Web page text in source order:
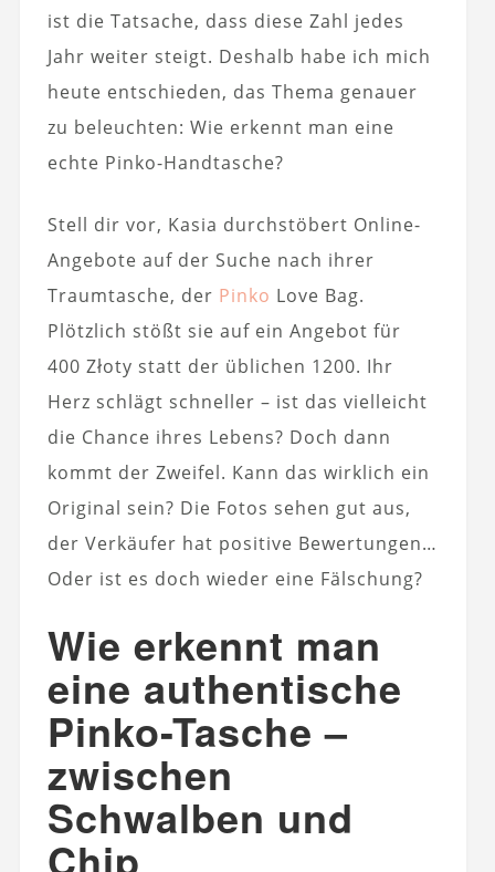
ist die Tatsache, dass diese Zahl jedes
Jahr weiter steigt. Deshalb habe ich mich
heute entschieden, das Thema genauer
zu beleuchten: Wie erkennt man eine
echte Pinko-Handtasche?
Stell dir vor, Kasia durchstöbert Online-
Angebote auf der Suche nach ihrer
Traumtasche, der Pinko Love Bag.
Plötzlich stößt sie auf ein Angebot für
400 Złoty statt der üblichen 1200. Ihr
Herz schlägt schneller – ist das vielleicht
die Chance ihres Lebens? Doch dann
kommt der Zweifel. Kann das wirklich ein
Original sein? Die Fotos sehen gut aus,
der Verkäufer hat positive Bewertungen…
Oder ist es doch wieder eine Fälschung?
Wie erkennt man
eine authentische
Pinko-Tasche –
zwischen
Schwalben und
Chip